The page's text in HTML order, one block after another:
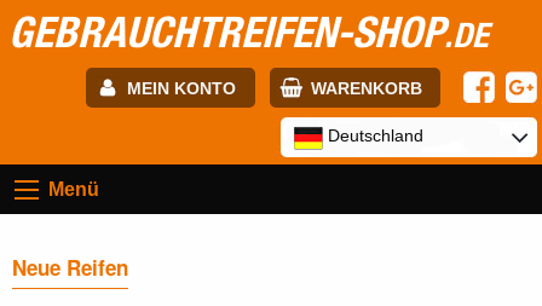
GEBRAUCHTREIFEN-SHOP.DE
MEIN KONTO WARENKORB
Passwort:
Deutschland
Menü
Neue Reifen